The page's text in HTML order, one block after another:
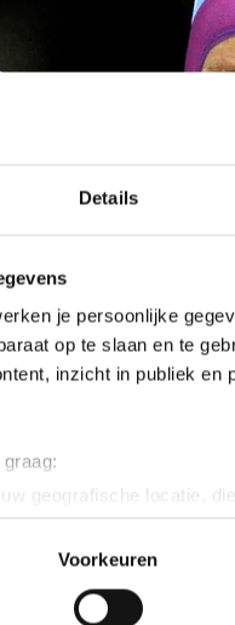
Details
je persoonlijke
op te slaan en te
inzicht in publiek
geografische locatie,
het actief te scannen
gegevens worden
of intrekken in de
Voorkeuren